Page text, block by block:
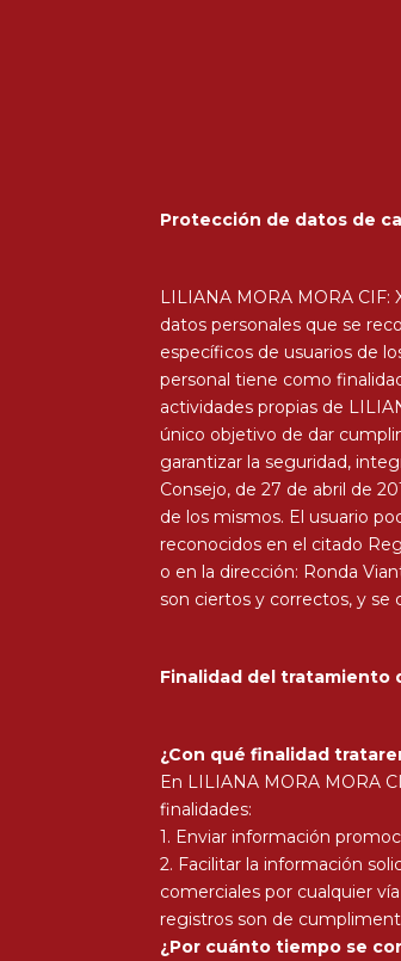
Protección de datos de
LILIANA MORA MORA
datos personales que se
específicos de usuarios de
personal tiene como
actividades propias de
único objetivo de dar
garantizar la seguridad,
Consejo, de 27 de abril de
de los mismos. El usuario
reconocidos en el citado
o en la dirección: Ronda
son ciertos y correctos, y se
Finalidad del tratamiento
¿Con qué finalidad
En LILIANA MORA MORA
finalidades:
1. Enviar información
2. Facilitar la información
comerciales por cualquier
registros son de
¿Por cuánto tiempo se